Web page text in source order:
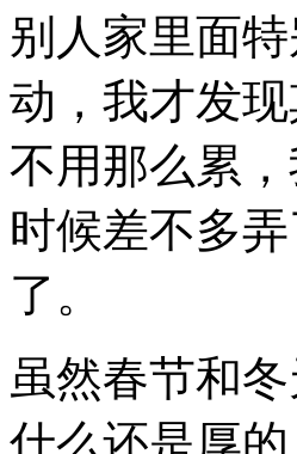
别人家里面
动，我才发
不用那么累
时候差不多
了。
虽然春节和
什么还是厚